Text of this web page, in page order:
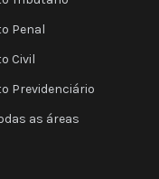
Penal
Civil
Previdenciário
as áreas